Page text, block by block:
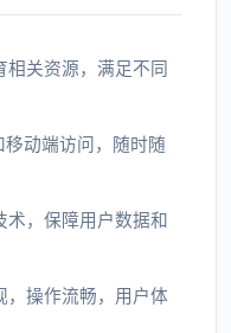
相关资源，满足不同
动端访问，随时随
术，保障用户数据和
，操作流畅，用户体